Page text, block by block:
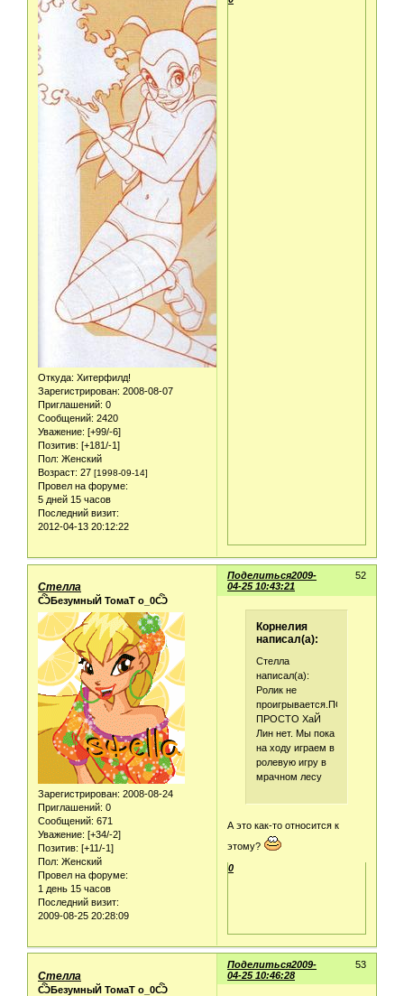
Откуда: Хитерфилд!
Зарегистрирован: 2008-08-07
Приглашений: 0
Сообщений: 2420
Уважение: [+99/-6]
Позитив: [+181/-1]
Пол: Женский
Возраст: 27 [1998-09-14]
Провел на форуме:
5 дней 15 часов
Последний визит:
2012-04-13 20:12:22
Поделиться 52
2009-
04-25 10:43:21
Стелла
ѼБезумныЙ ТомаТ о_0Ѽ
Зарегистрирован: 2008-08-24
Приглашений: 0
Сообщений: 671
Уважение: [+34/-2]
Позитив: [+11/-1]
Пол: Женский
Провел на форуме:
1 день 15 часов
Последний визит:
2009-08-25 20:28:09
Корнелия
написал(а):
Стелла
написал(а):
Ролик не
проигрывается.ПОКА
ПРОСТО ХаЙ
Лин нет. Мы пока
на ходу играем в
ролевую игру в
мрачном лесу
А это как-то относится к
этому?
0
Поделиться 53
2009-
04-25 10:46:28
Стелла
ѼБезумныЙ ТомаТ о_0Ѽ